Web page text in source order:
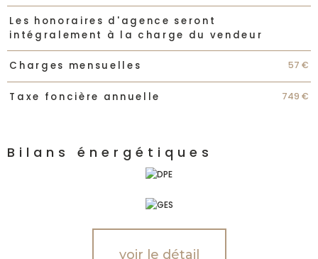
Les honoraires d'agence seront
intégralement à la charge du vendeur
Charges mensuelles 57 €
Taxe foncière annuelle 749 €
Bilans énergétiques
voir le détail